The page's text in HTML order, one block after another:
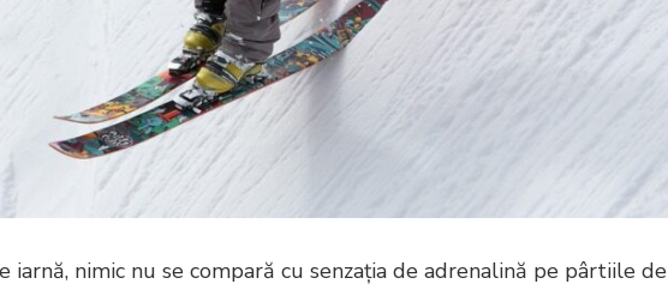
nimic nu se compară cu senzația de adrenalină pe pârtiile de